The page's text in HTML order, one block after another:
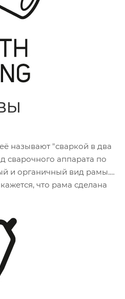
называют "сваркой в два
сварочного аппарата по
и органичный вид рамы.
что рама сделана